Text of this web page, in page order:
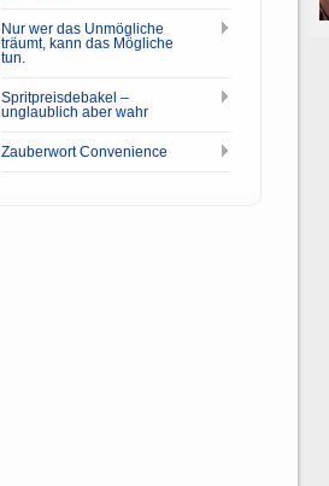
Nur wer das Unmögliche
träumt, kann das Mögliche
tun.
Spritpreisdebakel –
unglaublich aber wahr
Zauberwort Convenience